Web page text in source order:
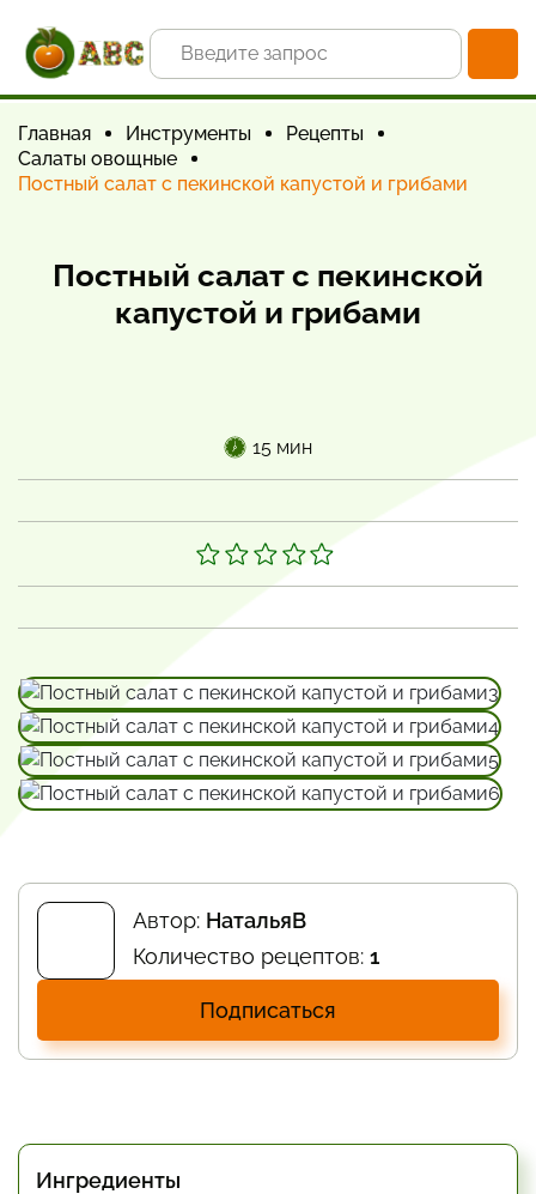
Главная Инструменты
Рецепты
Салаты овощные
Постный салат с пекинской капустой и грибами
Постный салат с пекинской
капустой и грибами
15 мин
Автор: НатальяВ
Количество рецептов: 1
Подписаться
Ингредиенты